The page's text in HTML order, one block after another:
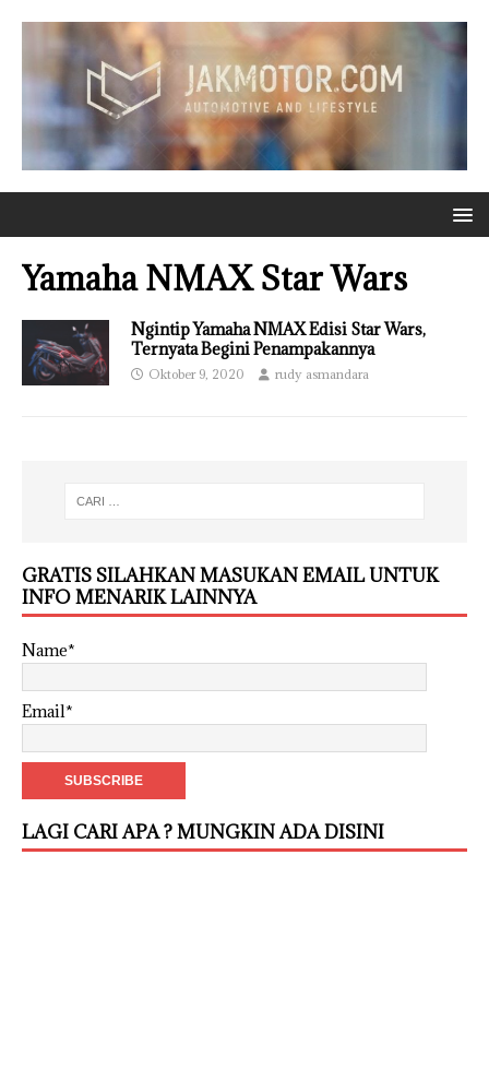
Yamaha NMAX Star Wars
Ngintip Yamaha NMAX Edisi Star Wars,
Ternyata Begini Penampakannya
Oktober 9, 2020 rudy asmandara
GRATIS SILAHKAN MASUKAN EMAIL UNTUK
INFO MENARIK LAINNYA
Name*
Email*
LAGI CARI APA ? MUNGKIN ADA DISINI